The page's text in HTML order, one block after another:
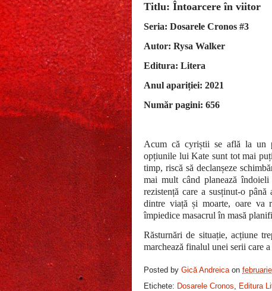
Titlu: Întoarcere în viitor
Seria: Dosarele Cronos #3
Autor: Rysa Walker
Editura: Litera
Anul apariției: 2021
Număr pagini: 656
Acum că cyriștii se află la un
opțiunile lui Kate sunt tot mai
timp, riscă să declanșeze
mai mult când planează
rezistență care a susținut-o
dintre viață și moarte, oare va
împiedice masacrul în masă
Răsturnări de situație, acțiune
marchează finalul unei serii care
Posted by Gică Andreica on
Etichete: Dosarele Cronos Editura